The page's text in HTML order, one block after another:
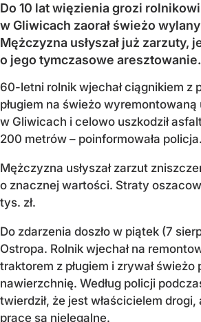
Do 10 lat więzienia grozi
w Gliwicach zaorał świeżo
Mężczyzna usłyszał już zarzuty,
o jego tymczasowe aresztowanie.
60-letni rolnik wjechał ciągnikiem z
pługiem na świeżo wyremontowaną
w Gliwicach i celowo uszkodził
200 metrów – poinformowała policja.
Mężczyzna usłyszał zarzut
o znacznej wartości. Straty
tys. zł.
Do zdarzenia doszło w piątek (7
Ostropa. Rolnik wjechał na
traktorem z pługiem i zrywał świeżo
nawierzchnię. Według policji
twierdził, że jest właścicielem
prace są nielegalne.